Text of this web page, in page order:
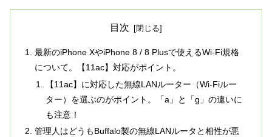
目次
最新のiPhone XやiPhone 8 / 8 Plusで使えるWi-Fi規格
について。【11ac】対応がポイント。
【11ac】に対応した無線LANルーター（Wi-Fiルー
ター）を選ぶのがポイント。「a」と「g」の違いに
も注意！
管理人はどうもBuffalo製の無線LANルータと相性が悪